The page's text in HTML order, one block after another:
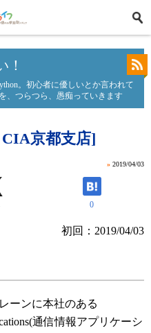
！
。初心者に優しいとか言われて
、つらつら、愚痴っていきます
京都支店]
» 2019/04/03
0
初回：2019/04/03
ーンに本社のある
通信情報アプリケーシ